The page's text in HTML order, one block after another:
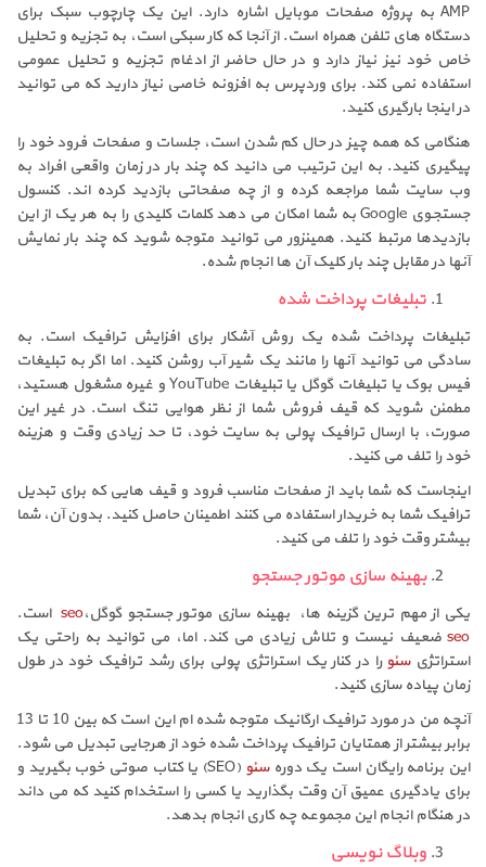
AMP به پروژه صفحات موبایل اشاره دارد. این یک چارچوب سبک برای
دستگاه های تلفن همراه است. از آنجا که کار سبکی است، به تجزیه و تحلیل
خاص خود نیز نیاز دارد و در حال حاضر از ادغام تجزیه و تحلیل عمومی
استفاده نمی کند. برای وردپرس به افزونه خاصی نیاز دارید که می توانید
در اینجا بارگیری کنید.
هنگامی که همه چیز در حال کم شدن است، جلسات و صفحات فرود خود را
پیگیری کنید. به این ترتیب می دانید که چند بار در زمان واقعی افراد به
وب سایت شما مراجعه کرده و از چه صفحاتی بازدید کرده اند. کنسول
جستجوی Google به شما امکان می دهد کلمات کلیدی را به هر یک از این
بازدیدها مرتبط کنید. همینزور می توانید متوجه شوید که چند بار نمایش
آنها در مقابل چند بار کلیک آن ها انجام شده.
تبلیغات پرداخت شده
تبلیغات پرداخت شده یک روش آشکار برای افزایش ترافیک است. به
سادگی می توانید آنها را مانند یک شیر آب روشن کنید. اما اگر به تبلیغات
فیس بوک یا تبلیغات گوگل یا تبلیغات YouTube و غیره مشغول هستید،
مطمئن شوید که قیف فروش شما از نظر هوایی تنگ است. در غیر این
صورت، با ارسال ترافیک پولی به سایت خود، تا حد زیادی وقت و هزینه
خود را تلف می کنید.
اینجاست که شما باید از صفحات مناسب فرود و قیف هایی که برای تبدیل
ترافیک شما به خریدار استفاده می کنند اطمینان حاصل کنید. بدون آن، شما
بیشتر وقت خود را تلف می کنید.
بهینه سازی موتور جستجو
یکی از مهم ترین گزینه ها، بهینه سازی موتور جستجو گوگل،seoاست.
seo ضعیف نیست و تلاش زیادی می کند. اما، می توانید به راحتی یک
استراتژیسئو را در کنار یک استراتژی پولی برای رشد ترافیک خود در طول
زمان پیاده سازی کنید.
آنچه من در مورد ترافیک ارگانیک متوجه شده ام این است که بین 10 تا 13
برابر بیشتر از همتایان ترافیک پرداخت شده خود از هرجایی تبدیل می شود.
این برنامه رایگان است یک دورهسئو
(SEO) یا کتاب صوتی خوب بگیرید و
برای یادگیری عمیق آن وقت بگذارید یا کسی را استخدام کنید که می داند
در هنگام انجام این مجموعه چه کاری انجام بدهد.
وبلاگ نویسی